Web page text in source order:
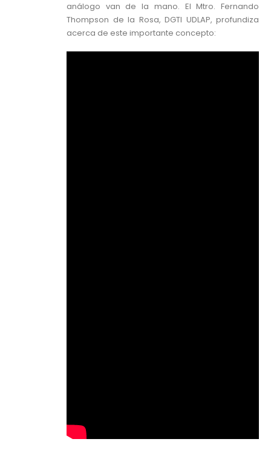
análogo van de la mano. El Mtro. Fernando
Thompson de la Rosa, DGTI UDLAP, profundiza
acerca de este importante concepto: